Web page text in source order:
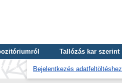
Tallózás kar szerint
Bejelentkezés adatfeltöltéshez